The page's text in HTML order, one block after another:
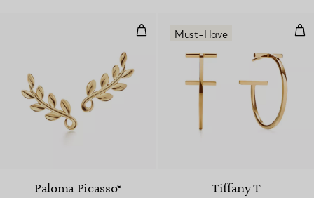
Olive Leaf Ohrringe
Paloma Picasso®
Must-Have
Tiffany T